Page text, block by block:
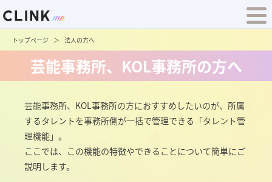
トップページ 法人の方へ
芸能事務所、KOL事務所の方へ
芸能事務所、KOL事務所の方におすすめしたいのが、所属
するタレントを事務所側が一括で管理できる「タレント管
理機能」。
ここでは、この機能の特徴やできることについて簡単にご
説明します。